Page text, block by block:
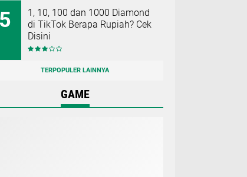
1, 10, 100 dan 1000 Diamond
di TikTok Berapa Rupiah? Cek
Disini
TERPOPULER LAINNYA
GAME